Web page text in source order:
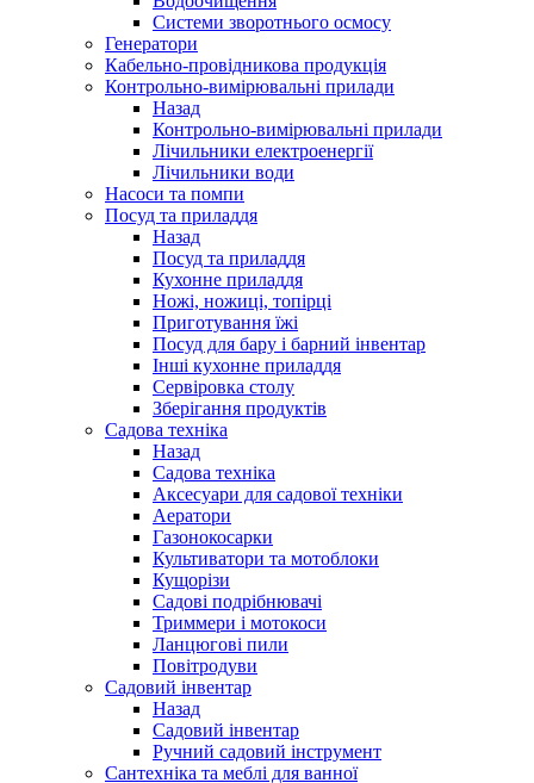
Системи зворотнього осмосу
Генератори
Кабельно-провідникова продукція
Контрольно-вимірювальні прилади
Назад
Контрольно-вимірювальні прилади
Лічильники електроенергії
Лічильники води
Насоси та помпи
Посуд та приладдя
Назад
Посуд та приладдя
Кухонне приладдя
Ножі, ножиці, топірці
Приготування їжі
Посуд для бару і барний інвентар
Інші кухонне приладдя
Сервіровка столу
Зберігання продуктів
Садова техніка
Назад
Садова техніка
Аксесуари для садової техніки
Аератори
Газонокосарки
Культиватори та мотоблоки
Кущорізи
Садові подрібнювачі
Триммери і мотокоси
Ланцюгові пили
Повітродуви
Садовий інвентар
Назад
Садовий інвентар
Ручний садовий інструмент
Сантехніка та меблі для ванної